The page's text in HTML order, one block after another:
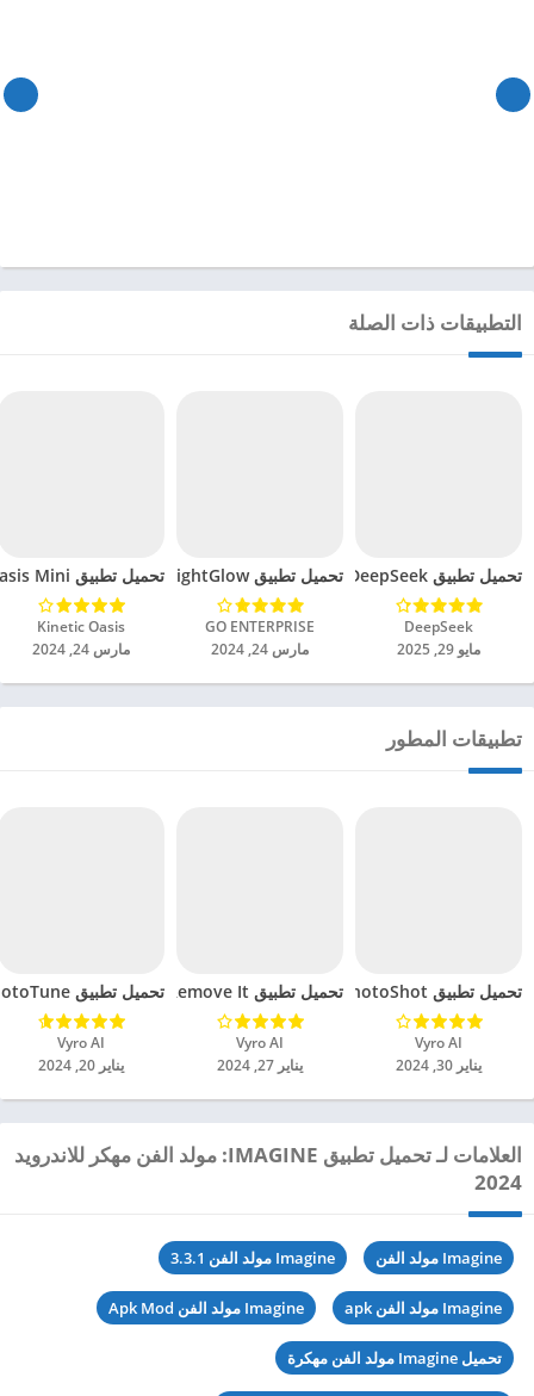
التطبيقات ذات الصلة
تحميل تطبيق DeepSeek مهكر للاندرويد 2025
DeepSeek‏
مايو 29, 2025
تحميل تطبيق BrightGlow مهكر للاندرويد 2024
GO ENTERPRISE‏
مارس 24, 2024
تحميل تطبيق Oasis Mini مهكر للاندرويد 2024
Kinetic Oasis‏
مارس 24, 2024
تطبيقات المطور
تحميل تطبيق PhotoShot مهكر للاندرويد 2024
Vyro AI‏
يناير 30, 2024
تحميل تطبيق Remove It مهكر للاندرويد 2024
Vyro AI‏
يناير 27, 2024
تحميل تطبيق PhotoTune مهكر للاندرويد 2024
Vyro AI‏
يناير 20, 2024
العلامات لـ تحميل تطبيق IMAGINE: مولد الفن مهكر للاندرويد
2024
Imagine مولد الفن Imagine مولد الفن 3.3.1
Imagine مولد الفن apk Imagine مولد الفن Apk Mod
تحميل Imagine مولد الفن مهكرة